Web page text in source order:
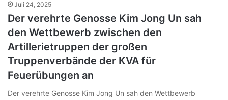
Juli 24, 2025
Der verehrte Genosse Kim Jong Un sah
den Wettbewerb zwischen den
Artillerietruppen der großen
Truppenverbände der KVA für
Feuerübungen an
Der verehrte Genosse Kim Jong Un sah den Wettbewerb